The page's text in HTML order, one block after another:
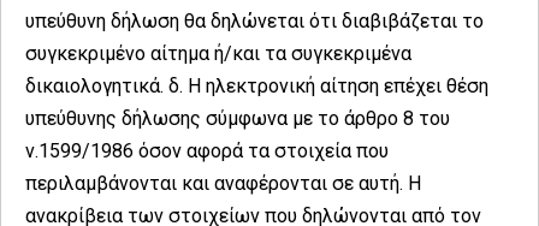
υπεύθυνη δήλωση θα δηλώνεται ότι διαβιβάζεται το
συγκεκριμένο αίτημα ή/και τα συγκεκριμένα
δικαιολογητικά. δ. Η ηλεκτρονική αίτηση επέχει θέση
υπεύθυνης δήλωσης σύμφωνα με το άρθρο 8 του
ν.1599/1986 όσον αφορά τα στοιχεία που
περιλαμβάνονται και αναφέρονται σε αυτή. Η
ανακρίβεια των στοιχείων που δηλώνονται από τον